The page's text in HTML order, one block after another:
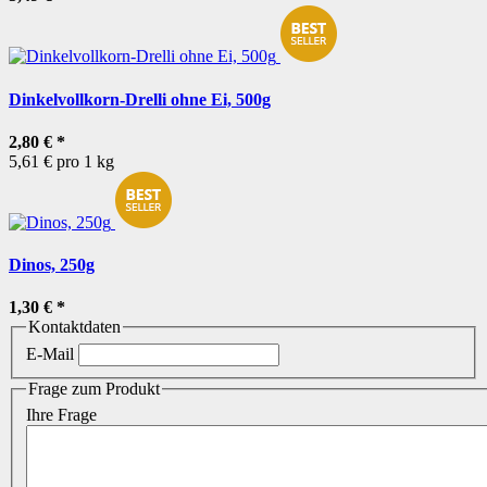
Dinkelvollkorn-Drelli ohne Ei, 500g
2,80 € *
5,61 € pro 1 kg
Dinos, 250g
1,30 € *
Kontaktdaten
E-Mail
Frage zum Produkt
Ihre Frage